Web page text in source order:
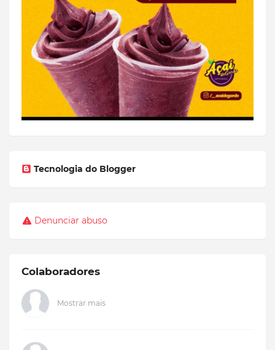
Tecnologia do Blogger
Denunciar abuso
Colaboradores
Mostrar mais